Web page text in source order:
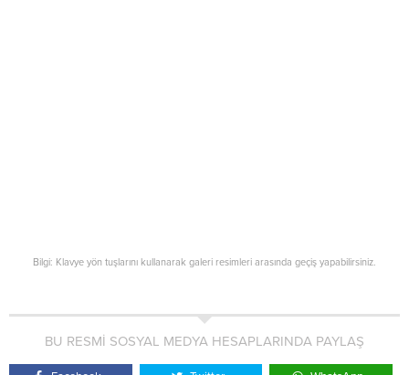
Bilgi: Klavye yön tuşlarını kullanarak galeri resimleri arasında geçiş yapabilirsiniz.
BU RESMİ SOSYAL MEDYA HESAPLARINDA PAYLAŞ